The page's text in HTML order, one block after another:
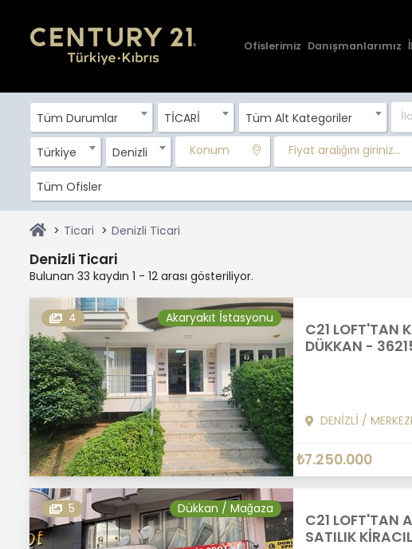
Ofislerimiz Danışmanlarımız
Tüm Durumlar TİCARİ Tüm Alt Kategoriler
Türkiye Denizli Konum Fiyat aralığını giriniz...
Tüm Ofisler
Ticari Denizli Ticari
Denizli Ticari
Bulunan 33 kaydın 1 - 12 arası gösteriliyor.
4 Akaryakıt İstasyonu
C21 LOFT'TAN
DÜKKAN -
DENİZLİ /
₺7.250.000
5 Dükkan / Mağaza
C21 LOFT'TAN
SATILIK